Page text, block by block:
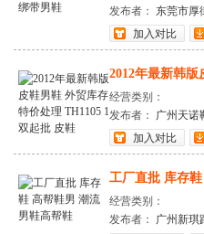
发布者： 东莞市厚
加入对比
2012年最新韩
经营类别：
发布者： 广州天诺
加入对比
工厂直批 库存
经营类别：
发布者： 广州新琪